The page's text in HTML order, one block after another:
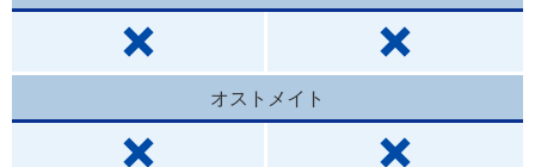
オストメイト